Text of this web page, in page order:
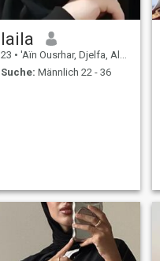
laila
23 • 'Aïn Ousrhar, Djelfa, Algerien
Suche: Männlich 22 - 36